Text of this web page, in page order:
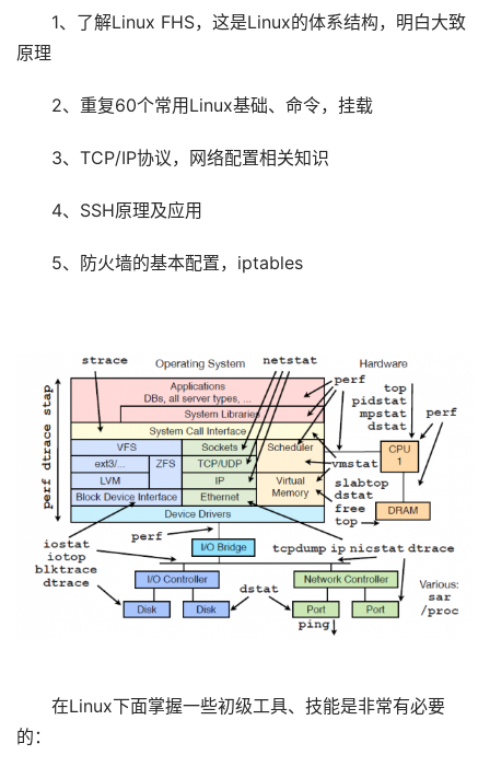
1、了解Linux FHS，这是Linux的体系结构，明白大致
原理
2、重复60个常用Linux基础、命令，挂载
3、TCP/IP协议，网络配置相关知识
4、SSH原理及应用
5、防火墙的基本配置，iptables
在Linux下面掌握一些初级工具、技能是非常有必要
的：